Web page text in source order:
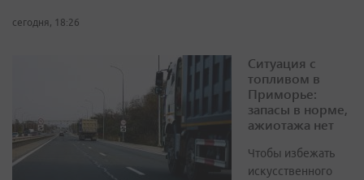
сегодня, 18:26
Ситуация с
топливом в
Приморье:
запасы в норме,
ажиотажа нет
Чтобы избежать
искусственного